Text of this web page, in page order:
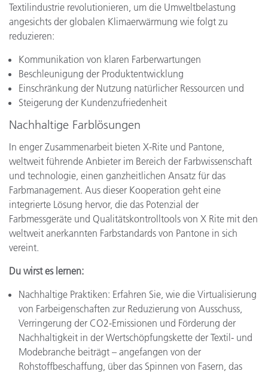
Textilindustrie revolutionieren, um die Umweltbelastung
angesichts der globalen Klimaerwärmung wie folgt zu
reduzieren:
Kommunikation von klaren Farberwartungen
Beschleunigung der Produktentwicklung
Einschränkung der Nutzung natürlicher Ressourcen und
Steigerung der Kundenzufriedenheit
Nachhaltige Farblösungen
In enger Zusammenarbeit bieten X-Rite und Pantone,
weltweit führende Anbieter im Bereich der Farbwissenschaft
und technologie, einen ganzheitlichen Ansatz für das
Farbmanagement. Aus dieser Kooperation geht eine
integrierte Lösung hervor, die das Potenzial der
Farbmessgeräte und Qualitätskontrolltools von X Rite mit den
weltweit anerkannten Farbstandards von Pantone in sich
vereint.
Du wirst es lernen:
Nachhaltige Praktiken: Erfahren Sie, wie die Virtualisierung
von Farbeigenschaften zur Reduzierung von Ausschuss,
Verringerung der CO2-Emissionen und Förderung der
Nachhaltigkeit in der Wertschöpfungskette der Textil- und
Modebranche beiträgt – angefangen von der
Rohstoffbeschaffung, über das Spinnen von Fasern, das